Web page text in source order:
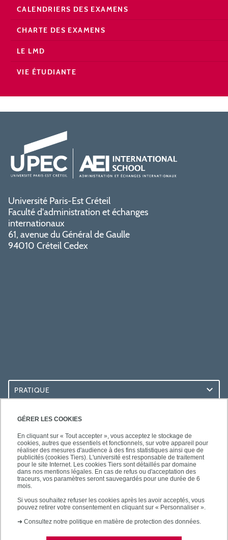
GÉRER LES COOKIES
En cliquant sur « Tout accepter », vous acceptez le stockage de
cookies, autres que essentiels et fonctionnels, sur votre appareil pour
réaliser des mesures d'audience à des fins statistiques ainsi que de
publicités (cookies Tiers). L'université est responsable de traitement
pour le site Internet. Les cookies Tiers sont détaillés par domaine
dans nos mentions légales. En cas de refus ou d'acceptation des
traceurs, vos paramètres seront sauvegardés pour une durée de 6
mois.
Si vous souhaitez refuser les cookies après les avoir acceptés, vous
pouvez retirer votre consentement en cliquant sur « Personnaliser ».
➜ Consultez notre politique en matière de protection des données.
CALENDRIERS DES EXAMENS
CHARTE DES EXAMENS
LE LMD
VIE ÉTUDIANTE
Université Paris-Est Créteil
Faculté d'administration et échanges
internationaux
61, avenue du Général de Gaulle
94010 Créteil Cedex
PRATIQUE
ACCÈS RAPIDES
SUIVEZ-NOUS